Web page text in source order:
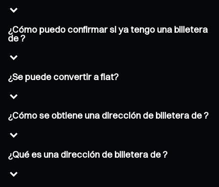
¿Cómo puedo confirmar si ya tengo una billetera
de ?
¿Se puede convertir a fiat?
¿Cómo se obtiene una dirección de billetera de ?
¿Qué es una dirección de billetera de ?